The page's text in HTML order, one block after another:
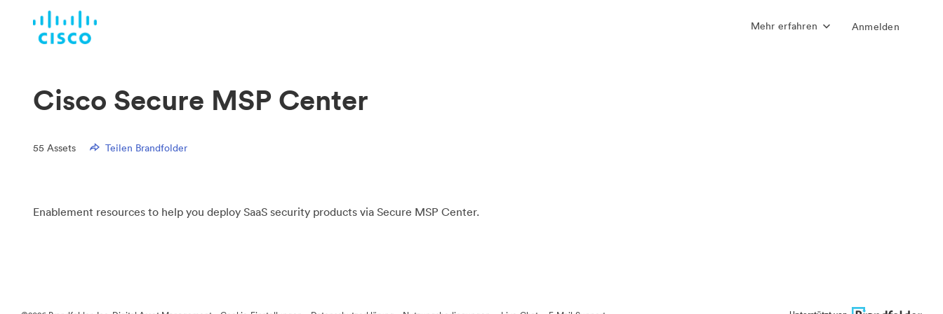
Mehr erfahren Anmelden
Cisco Secure MSP Center
55 Assets Teilen Brandfolder
Enablement resources to help you deploy SaaS security products via Secure MSP Center.